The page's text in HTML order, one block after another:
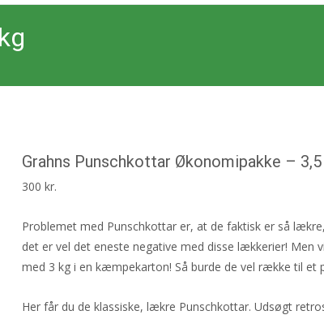
Grahns Punschkottar Økonomipakke –
300 kr.
Problemet med Punschkottar er, at de faktisk er så
det er vel det eneste negative med disse lækkerier! Men
med 3 kg i en kæmpekarton! Så burde de vel række til et
Her får du de klassiske, lækre Punschkottar. Udsøgt